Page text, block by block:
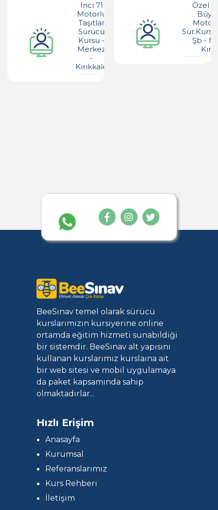
Inci 71
Motorlu
Taşıtlar
Sürücü
Kursu -
Merkez
-
Kırıkkale
Özel
Şb -
BeeSınav temel olarak sürücü
kurslarımızın kursiyerine online
ortamda eğitim hizmeti sunabildiği
bir sistemdir. BeeSınav alt yapısını
kullanan kurslarımız kurslaına ait
bir web sitesi ve mobil uygulamaya
da paket kapsamında sahip
olmaktadırlar...
Hızlı Erişim
Anasayfa
Kurumsal
Referanslarımız
Kurs Rehberi
İletişim